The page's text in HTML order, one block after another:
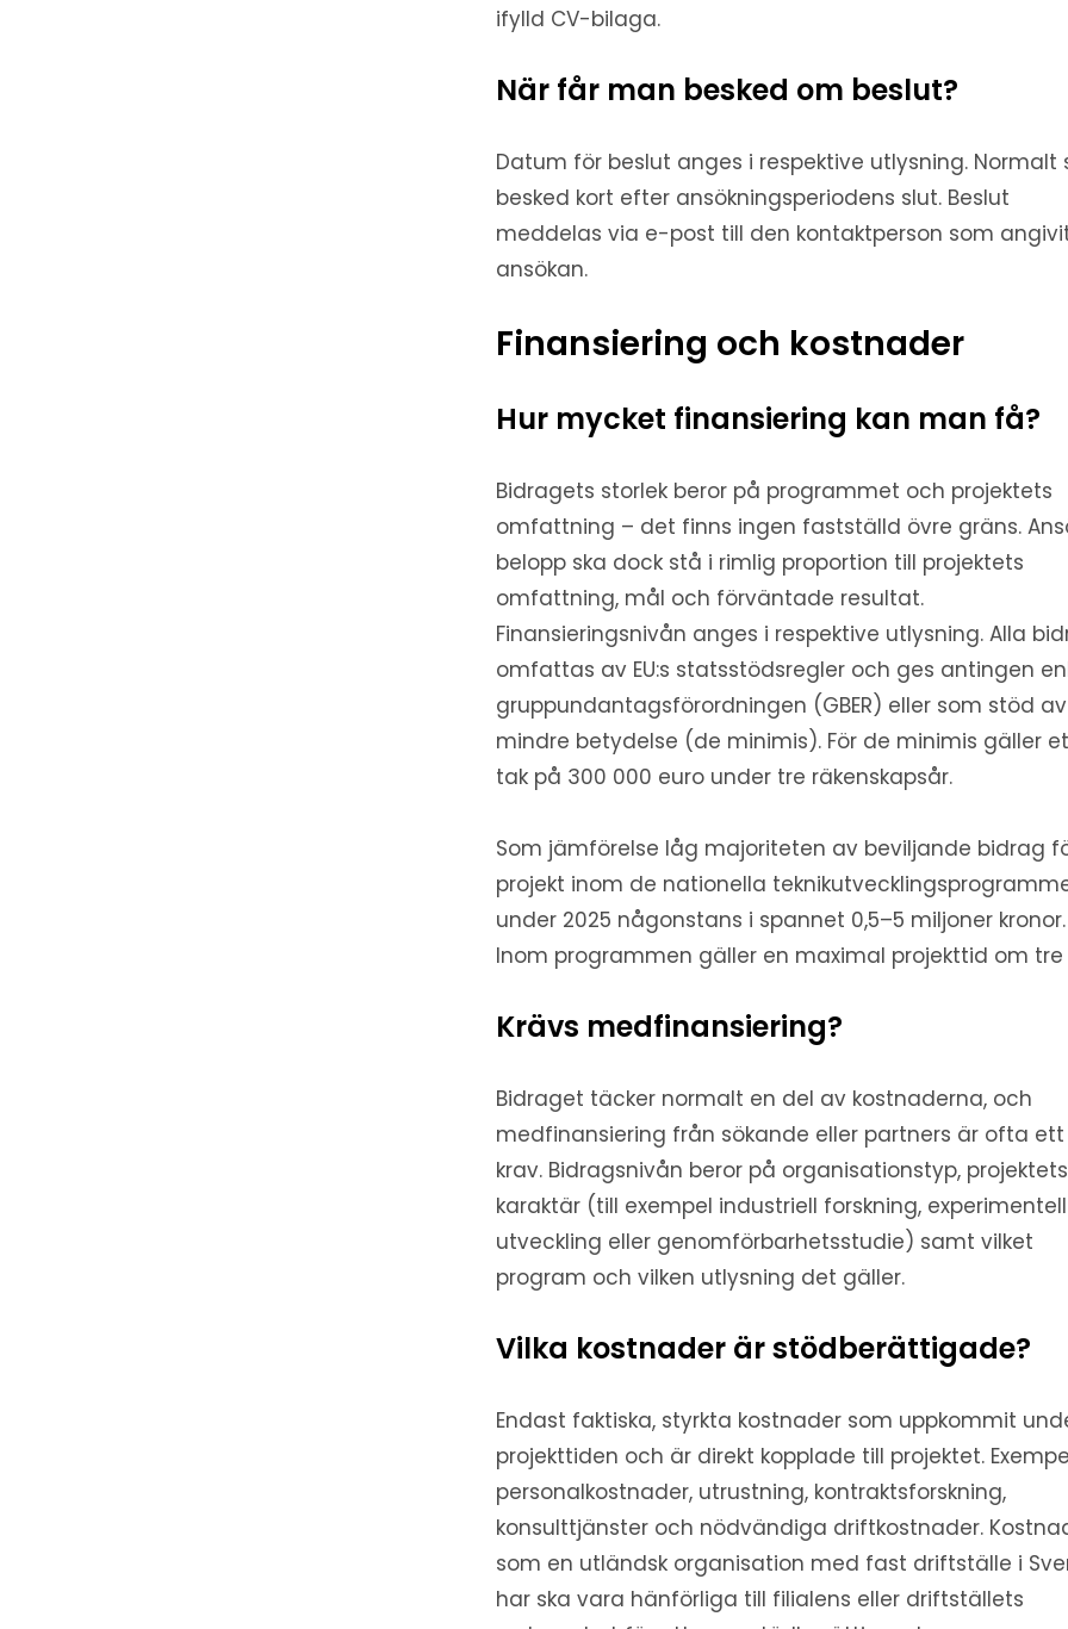
ifylld CV-bilaga.
När får man besked om beslut?
Datum för beslut anges i respektive utlysning. Normalt
besked kort efter ansökningsperiodens slut. Beslut
meddelas via e-post till den kontaktperson som
ansökan.
Finansiering och kostnader
Hur mycket finansiering kan man få?
Bidragets storlek beror på programmet och projektets
omfattning – det finns ingen fastställd övre gräns.
belopp ska dock stå i rimlig proportion till projektets
omfattning, mål och förväntade resultat.
Finansieringsnivån anges i respektive utlysning. Alla
omfattas av EU:s statsstödsregler och ges antingen
gruppundantagsförordningen (GBER) eller som stöd av
mindre betydelse (de minimis). För de minimis gäller
tak på 300 000 euro under tre räkenskapsår.
Som jämförelse låg majoriteten av beviljande bidrag
projekt inom de nationella
under 2025 någonstans i spannet 0,5–5 miljoner kronor.
Inom programmen gäller en maximal projekttid om tre
Krävs medfinansiering?
Bidraget täcker normalt en del av kostnaderna, och
medfinansiering från sökande eller partners är ofta ett
krav. Bidragsnivån beror på organisationstyp, projektets
karaktär (till exempel industriell forskning, experimentell
utveckling eller genomförbarhetsstudie) samt vilket
program och vilken utlysning det gäller.
Vilka kostnader är stödberättigade?
Endast faktiska, styrkta kostnader som uppkommit
projekttiden och är direkt kopplade till projektet.
personalkostnader, utrustning, kontraktsforskning,
konsulttjänster och nödvändiga driftkostnader.
som en utländsk organisation med fast driftställe i
har ska vara hänförliga till filialens eller driftställets